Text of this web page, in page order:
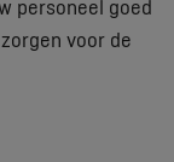
personeel goed
voor de